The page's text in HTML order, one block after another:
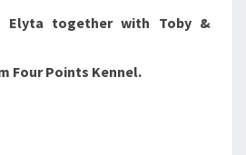
Elyta together with Toby &
Four Points Kennel.